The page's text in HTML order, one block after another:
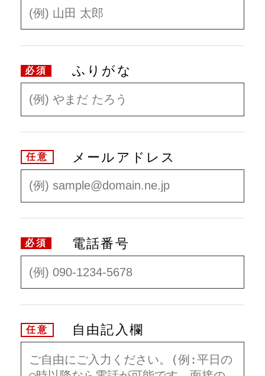
必須 ふりがな
任意 メールアドレス
必須 電話番号
任意 自由記入欄